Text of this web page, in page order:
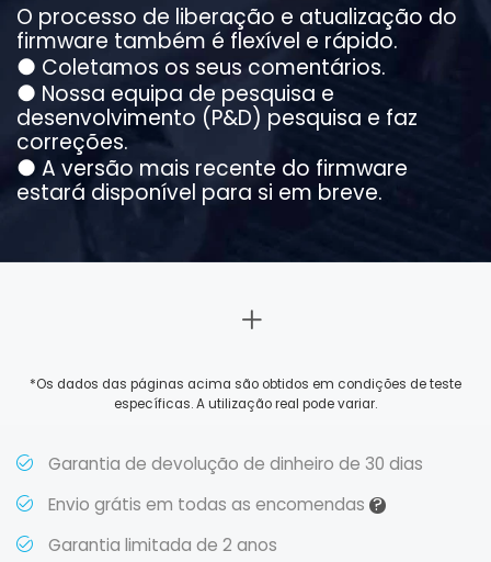
O processo de liberação e atualização do
firmware também é flexível e rápido.
● Coletamos os seus comentários.
● Nossa equipa de pesquisa e
desenvolvimento (P&D) pesquisa e faz
correções.
● A versão mais recente do firmware
estará disponível para si em breve.
*Os dados das páginas acima são obtidos em condições de teste
específicas. A utilização real pode variar.
Garantia de devolução de dinheiro de 30 dias
Envio grátis em todas as encomendas ?
Garantia limitada de 2 anos